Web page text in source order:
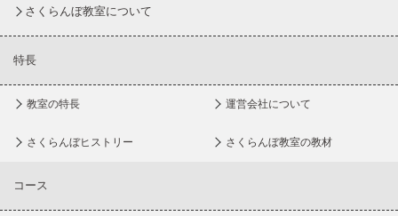
さくらんぼ教室について
特長
教室の特長 運営会社について
さくらんぼヒストリー さくらんぼ教室の教材
コース